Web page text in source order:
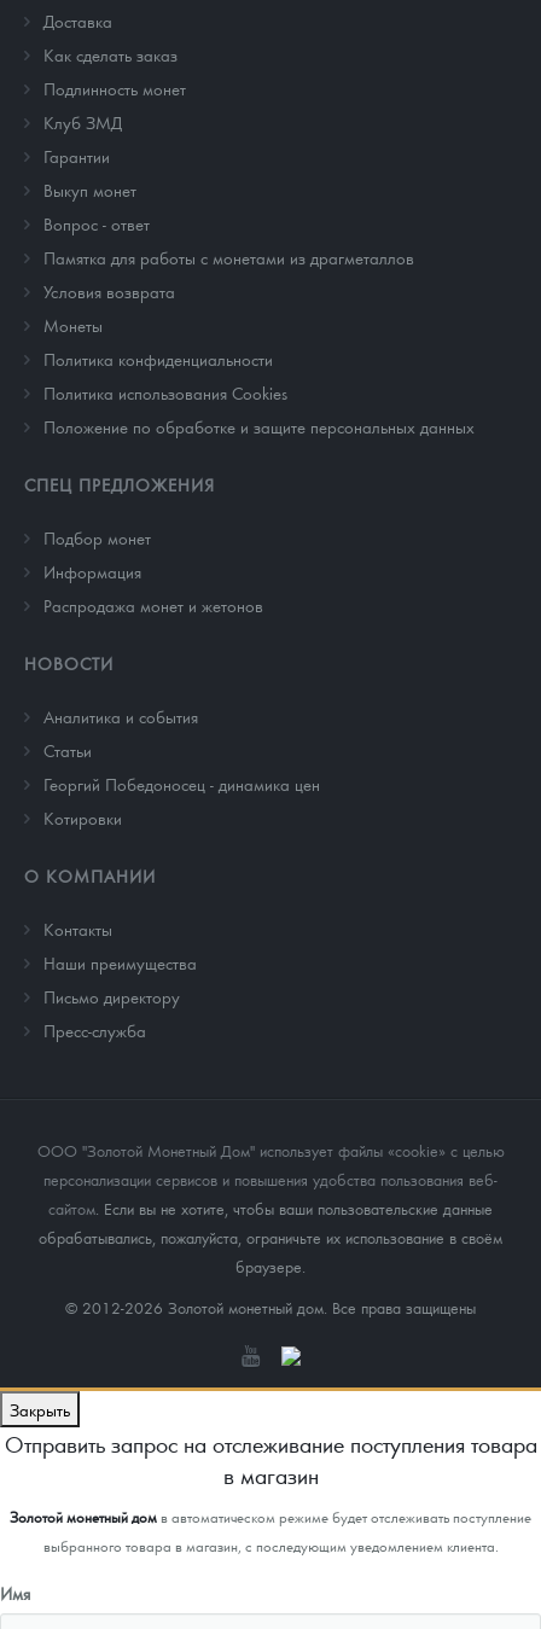
Доставка
Как сделать заказ
Подлинность монет
Клуб ЗМД
Гарантии
Выкуп монет
Вопрос - ответ
Памятка для работы с монетами из драгметаллов
Условия возврата
Монеты
Политика конфиденциальности
Политика использования Cookies
Положение по обработке и защите персональных данных
СПЕЦ ПРЕДЛОЖЕНИЯ
Подбор монет
Информация
Распродажа монет и жетонов
НОВОСТИ
Аналитика и события
Cтатьи
Георгий Победоносец - динамика цен
Котировки
О КОМПАНИИ
Контакты
Наши преимущества
Письмо директору
Пресс-служба
ООО "Золотой Монетный Дом" использует файлы «cookie» с целью
персонализации сервисов и повышения удобства пользования веб-
сайтом . Если вы не хотите, чтобы ваши пользовательские данные
обрабатывались, пожалуйста, ограничьте их использование в своём
браузере.
© 2012-2026 Золотой монетный дом. Все права защищены
Закрыть
Отправить запрос на отслеживание поступления товара
в магазин
Золотой монетный домв автоматическом режиме будет отслеживать поступление
выбранного товара в магазин, с последующим уведомлением клиента.
Имя